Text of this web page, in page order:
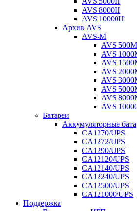
AVS 8000H
AVS 10000H
Архив AVS
AVS-M
AVS 500M
AVS
AVS
AVS
AVS
AVS
AVS
AVS
Батареи
Аккумуляторные
CA1270/UPS
CA1272/UPS
CA1290/UPS
CA12120/UPS
CA12140/UPS
CA12240/UPS
CA12500/UPS
CA121000/UPS
Поддержка